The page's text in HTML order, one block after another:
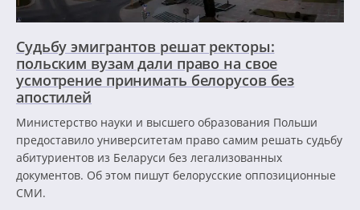
Судьбу эмигрантов решат ректоры:
польским вузам дали право на свое
усмотрение принимать белорусов без
апостилей
Министерство науки и высшего образования Польши
предоставило университетам право самим решать судьбу
абитуриентов из Беларуси без легализованных
документов. Об этом пишут белорусские оппозиционные
СМИ.